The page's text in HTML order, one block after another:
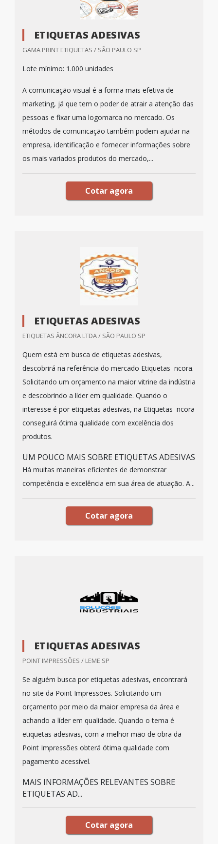
ETIQUETAS ADESIVAS
GAMA PRINT ETIQUETAS / SÃO PAULO SP
Lote mínimo: 1.000 unidades
A comunicação visual é a forma mais efetiva de
marketing, já que tem o poder de atrair a atenção das
pessoas e fixar uma logomarca no mercado. Os
métodos de comunicação também podem ajudar na
empresa, identificação e fornecer informações sobre
os mais variados produtos do mercado,...
Cotar agora
ETIQUETAS ADESIVAS
ETIQUETAS ÂNCORA LTDA / SÃO PAULO SP
Quem está em busca de etiquetas adesivas,
descobrirá na referência do mercado Etiquetas ncora.
Solicitando um orçamento na maior vitrine da indústria
e descobrindo a líder em qualidade. Quando o
interesse é por etiquetas adesivas, na Etiquetas ncora
conseguirá ótima qualidade com excelência dos
produtos.
UM POUCO MAIS SOBRE ETIQUETAS ADESIVAS
Há muitas maneiras eficientes de demonstrar
competência e excelência em sua área de atuação. A...
Cotar agora
ETIQUETAS ADESIVAS
POINT IMPRESSÕES / LEME SP
Se alguém busca por etiquetas adesivas, encontrará
no site da Point Impressões. Solicitando um
orçamento por meio da maior empresa da área e
achando a líder em qualidade. Quando o tema é
etiquetas adesivas, com a melhor mão de obra da
Point Impressões obterá ótima qualidade com
pagamento acessível.
MAIS INFORMAÇÕES RELEVANTES SOBRE
ETIQUETAS AD...
Cotar agora